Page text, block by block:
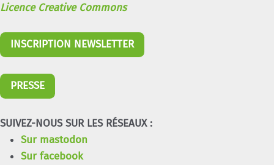
Licence Creative Commons
INSCRIPTION NEWSLETTER
PRESSE
SUIVEZ-NOUS SUR LES RÉSEAUX :
Sur mastodon
Sur facebook